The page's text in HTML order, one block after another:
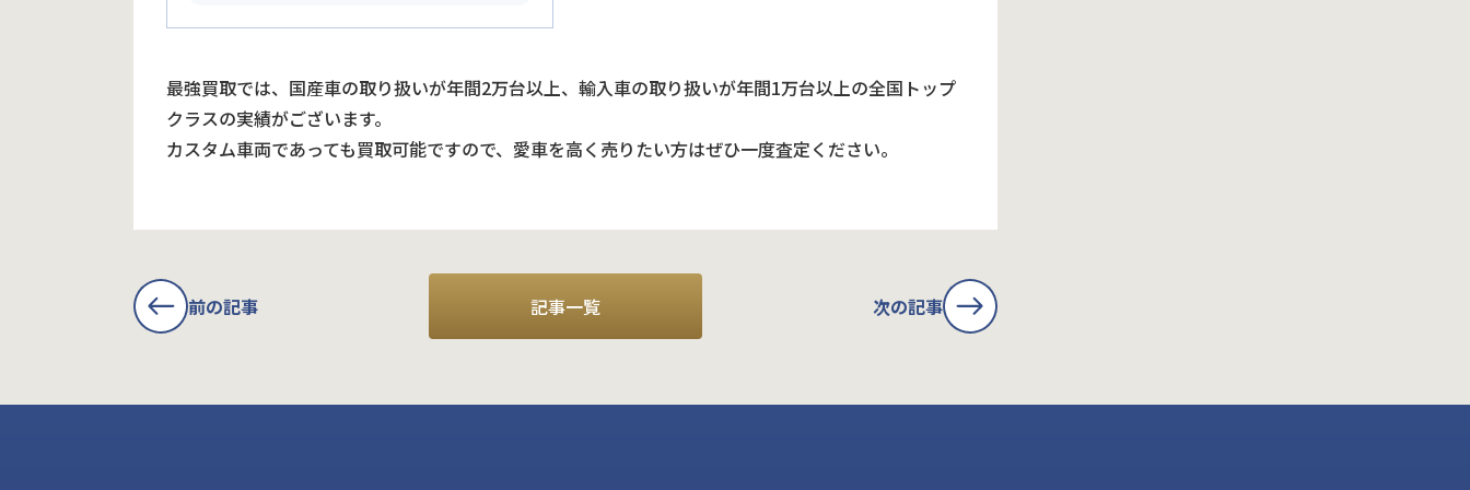
最強買取では、国産車の取り扱いが年間2万台以上、輸入車の取り扱いが年間1万台以上の全国トップ
クラスの実績がございます。
カスタム車両であっても買取可能ですので、愛車を高く売りたい方はぜひ一度査定ください。
前の記事 記事一覧 次の記事